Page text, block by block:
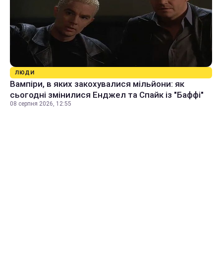
ЛЮДИ
Вампіри, в яких закохувалися мільйони: як
сьогодні змінилися Енджел та Спайк із "Баффі"
08 серпня 2026, 12:55